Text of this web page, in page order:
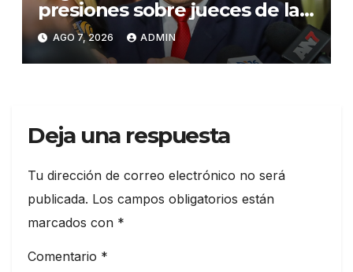
presiones sobre jueces de la
Suprema Corte de Justicia
AGO 7, 2026 ADMIN
Deja una respuesta
Tu dirección de correo electrónico no será
publicada. Los campos obligatorios están
marcados con *
Comentario *